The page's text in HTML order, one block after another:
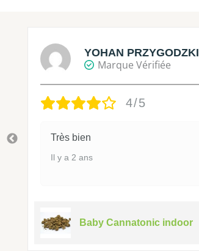
YOHAN PRZYGODZKI
Marque Vérifiée
4/5
Très bien
Il y a 2 ans
Baby Cannatonic indoor